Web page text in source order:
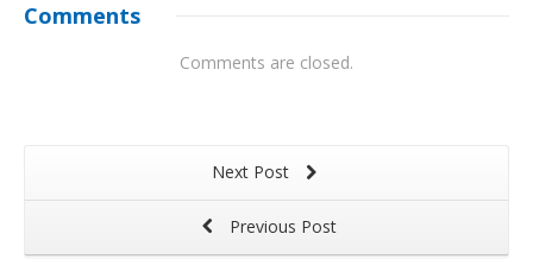
Comments
Comments are closed.
Next Post
Previous Post